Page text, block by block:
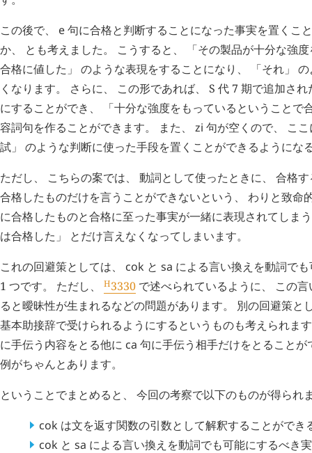
この後で、 e句に合格と判断することになった事実を置くこ
か、 とも考えました。 こうすると、 「その製品が十分な強
合格に値した」 のような表現をすることになり、 「それ」
くなります。 さらに、 この形であれば、 S 代 7 期で追加さ
にすることができ、 「十分な強度をもっているということで
容詞句を作ることができます。 また、 zi 句が空くので、 こ
試」 のような判断に使った手段を置くことができるようにな
ただし、 こちらの案では、 動詞として使ったときに、 合格
合格したものだけを言うことができないという、 わりと致命
に合格したものと合格に至った事実が一緒に表現されてしま
は合格した」 とだけ言えなくなってしまいます。
これの回避策としては、 cok と sa による言い換えを動詞で
1 つです。 ただし、
H3330 で述べられているように、 この
ると曖昧性が生まれるなどの問題があります。 別の回避策と
基本助接辞で受けられるようにするというものも考えられま
に手伝う内容をとる他に ca 句に手伝う相手だけをとること
例がちゃんとあります。
ということでまとめると、 今回の考察で以下のものが得られ
cok は文を返す関数の引数として解釈することができ
cok と sa による言い換えを動詞でも可能にするべき